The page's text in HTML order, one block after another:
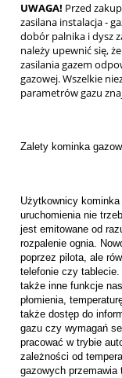
UWAGA! Przed
zasilana instalacja -
dobór palnika i dysz
należy upewnić się,
zasilania gazem
gazowej. Wszelkie
parametrów gazu
Zalety kominka
Użytkownicy
uruchomienia nie
jest emitowane od
rozpalenie ognia.
poprzez pilota, ale
telefonie czy
także inne funkcje
płomienia,
także dostęp do
gazu czy wymagań
pracować w trybie
zależności od
gazowych